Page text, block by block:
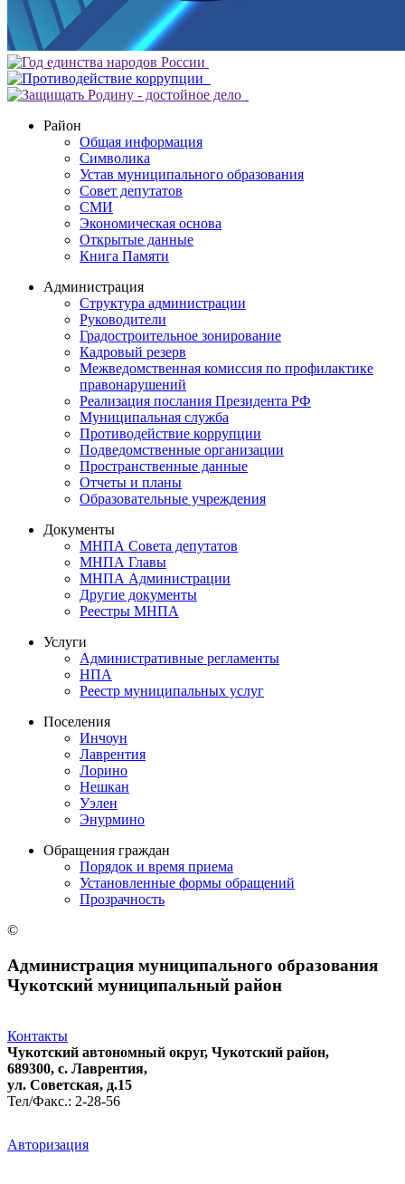
Район
Общая информация
Символика
Устав муниципального образования
Совет депутатов
СМИ
Экономическая основа
Открытые данные
Книга Памяти
Администрация
Структура администрации
Руководители
Градостроительное зонирование
Кадровый резерв
Межведомственная комиссия по профилактике
правонарушений
Реализация послания Президента РФ
Муниципальная служба
Противодействие коррупции
Подведомственные организации
Пространственные данные
Отчеты и планы
Образовательные учреждения
Документы
МНПА Совета депутатов
МНПА Главы
МНПА Администрации
Другие документы
Реестры МНПА
Услуги
Административные регламенты
НПА
Реестр муниципальных услуг
Поселения
Инчоун
Лаврентия
Лорино
Нешкан
Уэлен
Энурмино
Обращения граждан
Порядок и время приема
Установленные формы обращений
Прозрачность
©
Администрация муниципального образования
Чукотский муниципальный район
Контакты
Чукотский автономный округ, Чукотский район,
689300, с. Лаврентия,
ул. Советская, д.15
Тел/Факс.: 2-28-56
Авторизация